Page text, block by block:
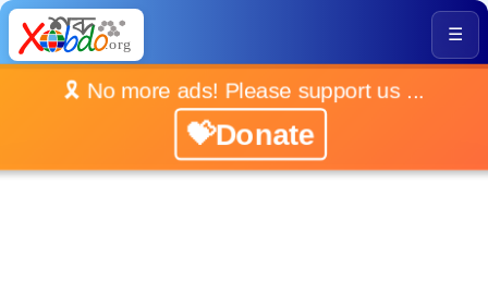
☰
🎗️ No more ads! Please support us ...
💝Donate